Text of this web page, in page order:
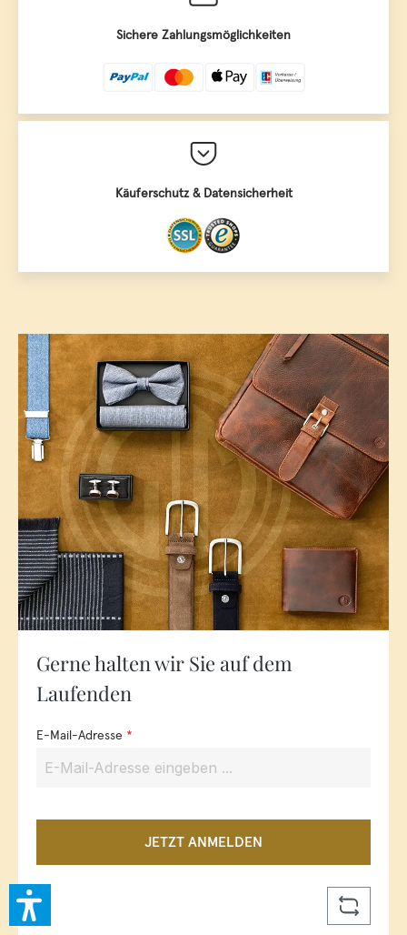
Sichere Zahlungsmöglichkeiten
Käuferschutz & Datensicherheit
Gerne halten wir Sie auf dem
Laufenden
E-Mail-Adresse *
JETZT ANMELDEN